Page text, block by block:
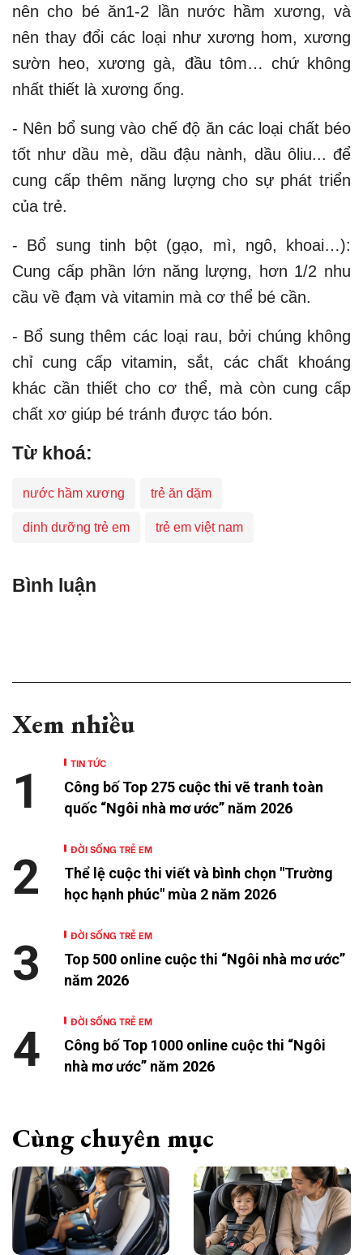
nên cho bé ăn1-2 lần nước hầm xương, và
nên thay đổi các loại như xương hom, xương
sườn heo, xương gà, đầu tôm… chứ không
nhất thiết là xương ống.
- Nên bổ sung vào chế độ ăn các loại chất béo
tốt như dầu mè, dầu đậu nành, dầu ôliu... để
cung cấp thêm năng lượng cho sự phát triển
của trẻ.
- Bổ sung tinh bột (gạo, mì, ngô, khoai…):
Cung cấp phần lớn năng lượng, hơn 1/2 nhu
cầu về đạm và vitamin mà cơ thể bé cần.
- Bổ sung thêm các loại rau, bởi chúng không
chỉ cung cấp vitamin, sắt, các chất khoáng
khác cần thiết cho cơ thể, mà còn cung cấp
chất xơ giúp bé tránh được táo bón.
Từ khoá:
nước hầm xương trẻ ăn dặm
dinh dưỡng trẻ em trẻ em việt nam
Bình luận
Xem nhiều
TIN TỨC
Công bố Top 275 cuộc thi vẽ tranh toàn
quốc “Ngôi nhà mơ ước” năm 2026
1
ĐỜI SỐNG TRẺ EM
Thể lệ cuộc thi viết và bình chọn "Trường
học hạnh phúc" mùa 2 năm 2026
2
ĐỜI SỐNG TRẺ EM
Top 500 online cuộc thi “Ngôi nhà mơ ước”
năm 2026
3
ĐỜI SỐNG TRẺ EM
Công bố Top 1000 online cuộc thi “Ngôi
nhà mơ ước” năm 2026
4
Cùng chuyên mục